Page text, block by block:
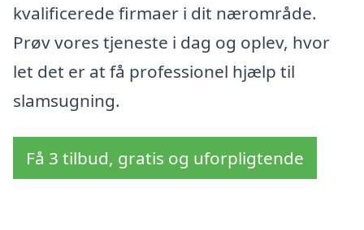
kvalificerede firmaer i dit nærområde.
Prøv vores tjeneste i dag og oplev, hvor
let det er at få professionel hjælp til
slamsugning.
Få 3 tilbud, gratis og uforpligtende